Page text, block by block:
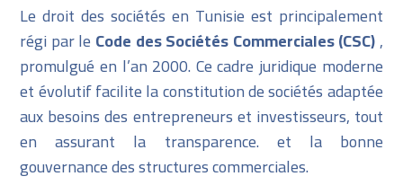
Le droit des sociétés en Tunisie est principalement
régi par le Code des Sociétés Commerciales (CSC),
promulgué en l’an 2000. Ce cadre juridique moderne
et évolutif facilite la constitution de sociétés adaptée
aux besoins des entrepreneurs et investisseurs, tout
en assurant la transparence. et la bonne
gouvernance des structures commerciales.